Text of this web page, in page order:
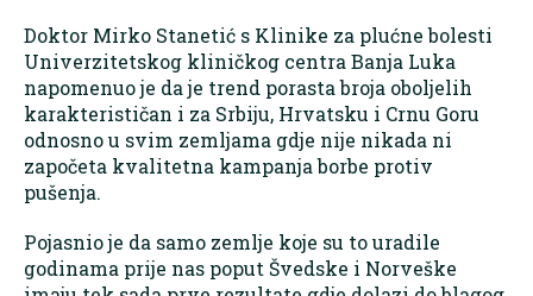
Doktor Mirko Stanetić s Klinike za plućne bolesti
Univerzitetskog kliničkog centra Banja Luka
napomenuo je da je trend porasta broja oboljelih
karakterističan i za Srbiju, Hrvatsku i Crnu Goru
odnosno u svim zemljama gdje nije nikada ni
započeta kvalitetna kampanja borbe protiv
pušenja.
Pojasnio je da samo zemlje koje su to uradile
godinama prije nas poput Švedske i Norveške